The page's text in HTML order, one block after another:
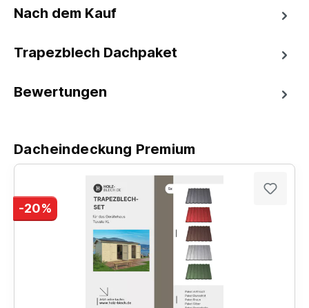
Nach dem Kauf
Trapezblech Dachpaket
Bewertungen
Dacheindeckung Premium
-20%